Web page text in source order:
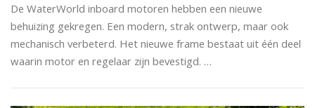
De WaterWorld inboard motoren hebben een nieuwe
behuizing gekregen. Een modern, strak ontwerp, maar ook
mechanisch verbeterd. Het nieuwe frame bestaat uit één deel
waarin motor en regelaar zijn bevestigd. …